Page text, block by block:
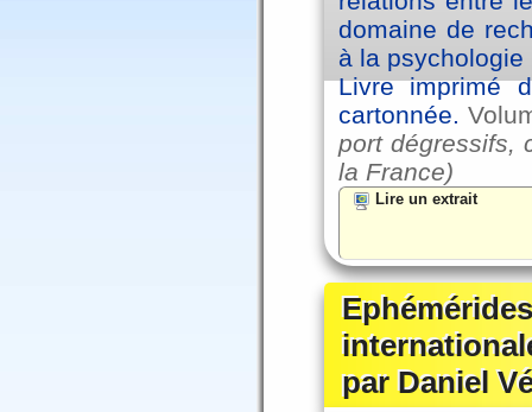
domaine de
à la
Livre imprimé
cartonnée.
port dégressifs,
la France)
Lire un extrait
par Daniel